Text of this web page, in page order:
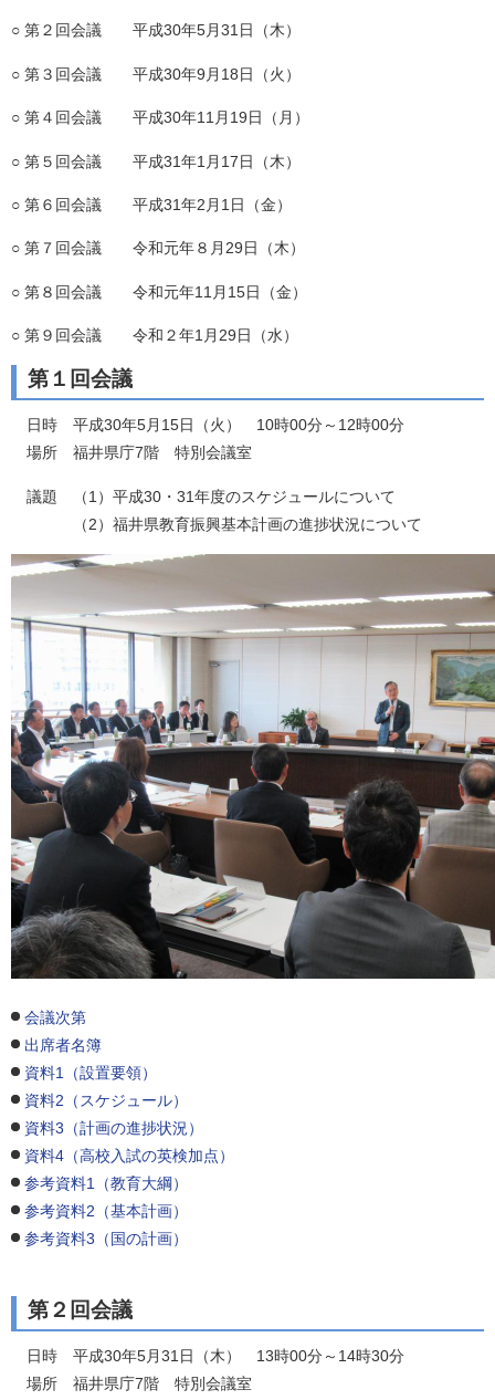
○ 第２回会議 平成30年5月31日（木）
○ 第３回会議 平成30年9月18日（火）
○ 第４回会議 平成30年11月19日（月）
○ 第５回会議 平成31年1月17日（木）
○ 第６回会議 平成31年2月1日（金）
○ 第７回会議 令和元年８月29日（木）
○ 第８回会議 令和元年11月15日（金）
○ 第９回会議 令和２年1月29日（水）
第１回会議
日時 平成30年5月15日（火） 10時00分～12時00分
場所 福井県庁7階 特別会議室
議題 （1）平成30・31年度のスケジュールについて
（2）福井県教育振興基本計画の進捗状況について
会議次第
出席者名簿
資料1（設置要領）
資料2（スケジュール）
資料3（計画の進捗状況）
資料4（高校入試の英検加点）
参考資料1（教育大綱）
参考資料2（基本計画）
参考資料3（国の計画）
第２回会議
日時 平成30年5月31日（木） 13時00分～14時30分
場所 福井県庁7階 特別会議室